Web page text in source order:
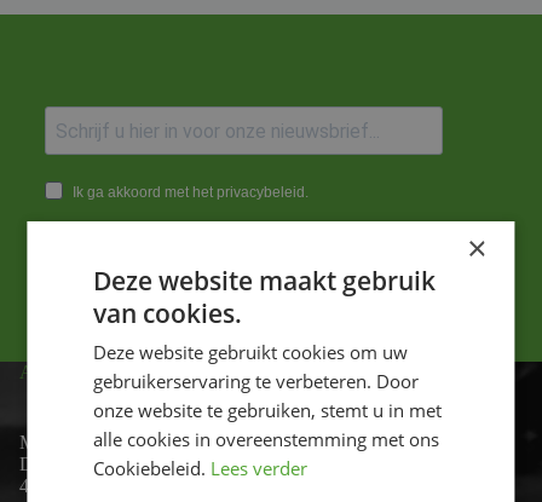
Ik ga akkoord met het privacybeleid.
ADRES
Motor-id
De Lind 17
4841 KC Prinsenbeek
×
Deze website maakt gebruik
van cookies.
Deze website gebruikt cookies om uw
gebruikerservaring te verbeteren. Door
onze website te gebruiken, stemt u in met
alle cookies in overeenstemming met ons
Cookiebeleid. Lees verder